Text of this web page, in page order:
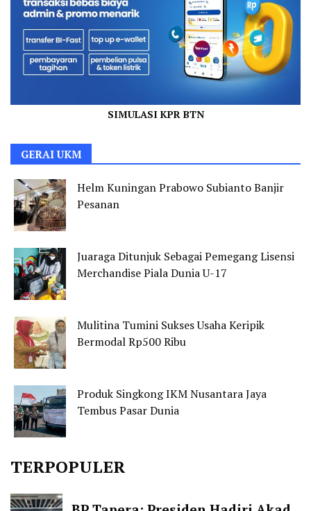
SIMULASI KPR BTN
GERAI UKM
Helm Kuningan Prabowo Subianto Banjir
Pesanan
Juaraga Ditunjuk Sebagai Pemegang Lisensi
Merchandise Piala Dunia U-17
Mulitina Tumini Sukses Usaha Keripik
Bermodal Rp500 Ribu
Produk Singkong IKM Nusantara Jaya
Tembus Pasar Dunia
TERPOPULER